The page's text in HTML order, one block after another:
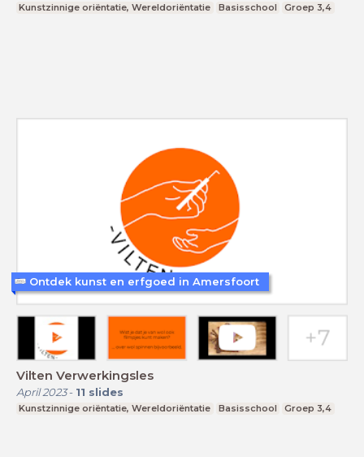
Kunstzinnige oriëntatie, Wereldoriëntatie Basisschool Groep 3,4
Vilten Verwerkingsles
April 2023- 11 slides
Kunstzinnige oriëntatie, Wereldoriëntatie Basisschool Groep 3,4
Ontdek kunst en erfgoed in Amersfoort